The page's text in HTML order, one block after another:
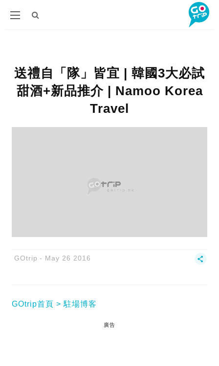
送禮自「隊」皆宜 | 韓國3大必試
甜酒+新品推介 | Namoo Korea
Travel
GOtrip May 26 2016
GOtrip首頁 駐場博客
廣告